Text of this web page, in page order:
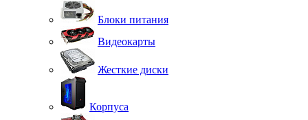
Блоки питания
Видеокарты
Жесткие диски
Корпуса